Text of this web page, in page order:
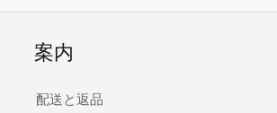
案内
配送と返品